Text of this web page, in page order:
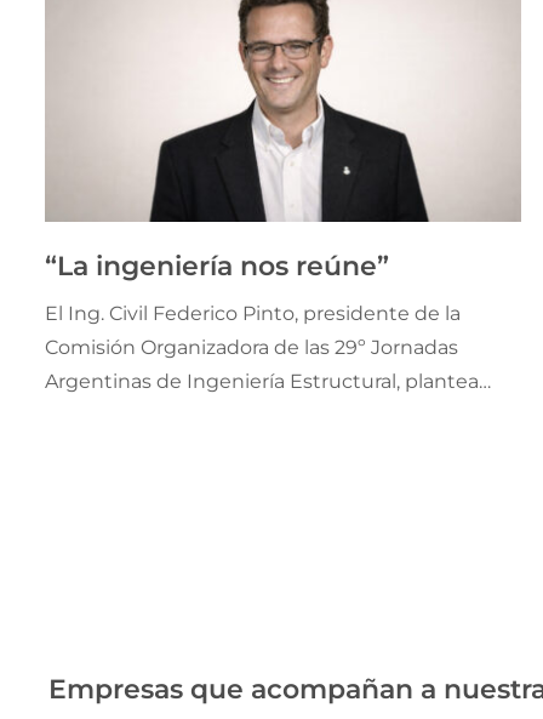
“La ingeniería nos reúne”
El Ing. Civil Federico Pinto, presidente de la
Comisión Organizadora de las 29º Jornadas
Argentinas de Ingeniería Estructural, plantea
Empresas que acompañan a